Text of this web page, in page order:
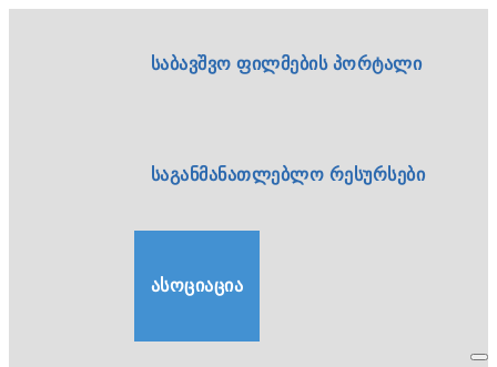
საბავშვო ფილმების პორტალი
საგანმანათლებლო რესურსები
ასოციაცია